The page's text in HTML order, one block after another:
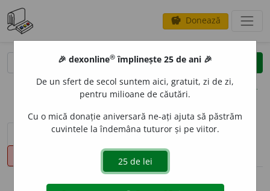
savings Donează
clear
opțiuni
sinteza definițiilor (2) definiții (48)
declinări
🎉 dexonline® împlinește 25 de ani 🎉
De un sfert de secol suntem aici, gratuit, zi de zi,
pentru milioane de căutări.
Cu o mică donație aniversară ne-ați ajuta să păstrăm
cuvintele la îndemâna tuturor și pe viitor.